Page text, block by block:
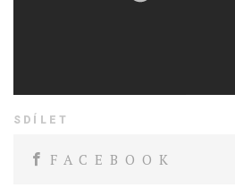
SDÍLET
FACEBOOK